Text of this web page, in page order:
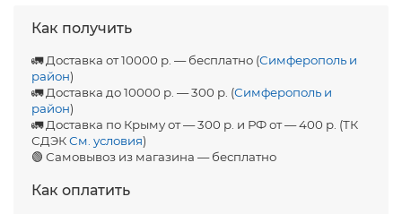
Как получить
🚛 Доставка от 10000 р. — бесплатно (Симферополь и
район)
🚛 Доставка до 10000 р. — 300 р. (Симферополь и
район)
🚛 Доставка по Крыму от — 300 р. и РФ от — 400 р. (ТК
СДЭКСм. условия)
🟢 Самовывоз из магазина — бесплатно
Как оплатить